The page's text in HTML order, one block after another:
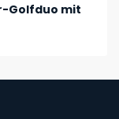
Golfduo mit